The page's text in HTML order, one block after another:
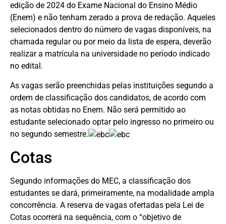
edição de 2024 do Exame Nacional do Ensino Médio
(Enem) e não tenham zerado a prova de redação. Aqueles
selecionados dentro do número de vagas disponíveis, na
chamada regular ou por meio da lista de espera, deverão
realizar a matrícula na universidade no período indicado
no edital.
As vagas serão preenchidas pelas instituições segundo a
ordem de classificação dos candidatos, de acordo com
as notas obtidas no Enem. Não será permitido ao
estudante selecionado optar pelo ingresso no primeiro ou
no segundo semestre.
Cotas
Segundo informações do MEC, a classificação dos
estudantes se dará, primeiramente, na modalidade ampla
concorrência. A reserva de vagas ofertadas pela Lei de
Cotas ocorrerá na sequência, com o “objetivo de